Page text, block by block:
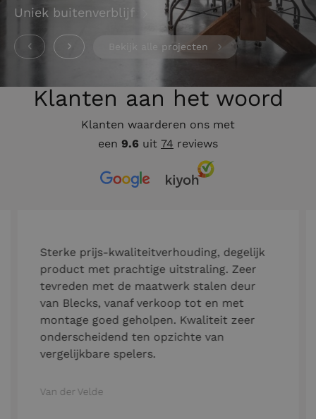
Uniek buitenverblijf
Bekijk alle projecten
Klanten aan het woord
Klanten waarderen ons met
een 9.6 uit 74 reviews
Sterke prijs-kwaliteitverhouding, degelijk
product met prachtige uitstraling. Zeer
tevreden met de maatwerk stalen deur
van Blecks, vanaf verkoop tot en met
montage goed geholpen. Kwaliteit zeer
onderscheidend ten opzichte van
vergelijkbare spelers.
Van der Velde